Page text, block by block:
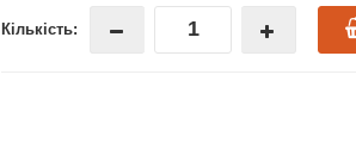
Кількість: